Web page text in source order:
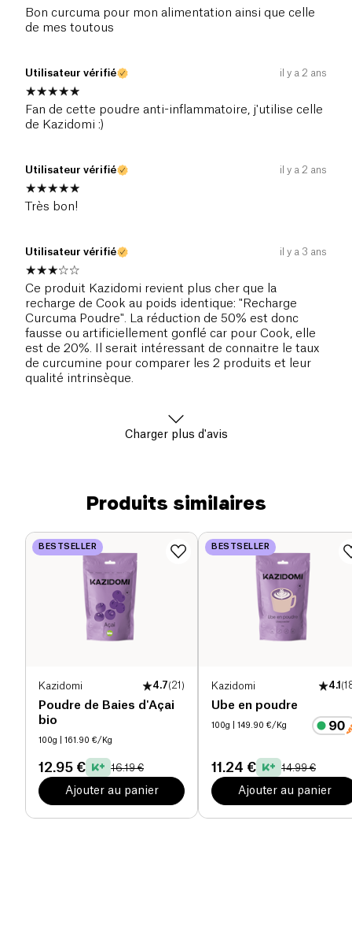
Bon curcuma pour mon alimentation ainsi que celle
de mes toutous
Utilisateur vérifié il y a 2 ans
Fan de cette poudre anti-inflammatoire, j'utilise celle
de Kazidomi :)
Utilisateur vérifié il y a 2 ans
Très bon!
Utilisateur vérifié il y a 3 ans
Ce produit Kazidomi revient plus cher que la
recharge de Cook au poids identique: "Recharge
Curcuma Poudre". La réduction de 50% est donc
fausse ou artificiellement gonflé car pour Cook, elle
est de 20%. Il serait intéressant de connaitre le taux
de curcumine pour comparer les 2 produits et leur
qualité intrinsèque.
Charger plus d'avis
Produits similaires
BESTSELLER
Kazidomi 4.7(21 )
Poudre de Baies d'Açai
bio
100g | 161.90 €/Kg
12.95 € 16.19 €
Ajouter au panier
BESTSELLER
Kazidomi 4.1 (
Ube en poudre
100g | 149.90 €/Kg
11.24 € 14.99 €
Ajouter au panier